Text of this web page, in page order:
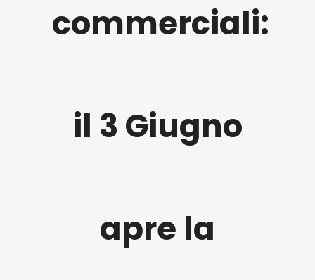
commerciali:
il 3 Giugno
apre la